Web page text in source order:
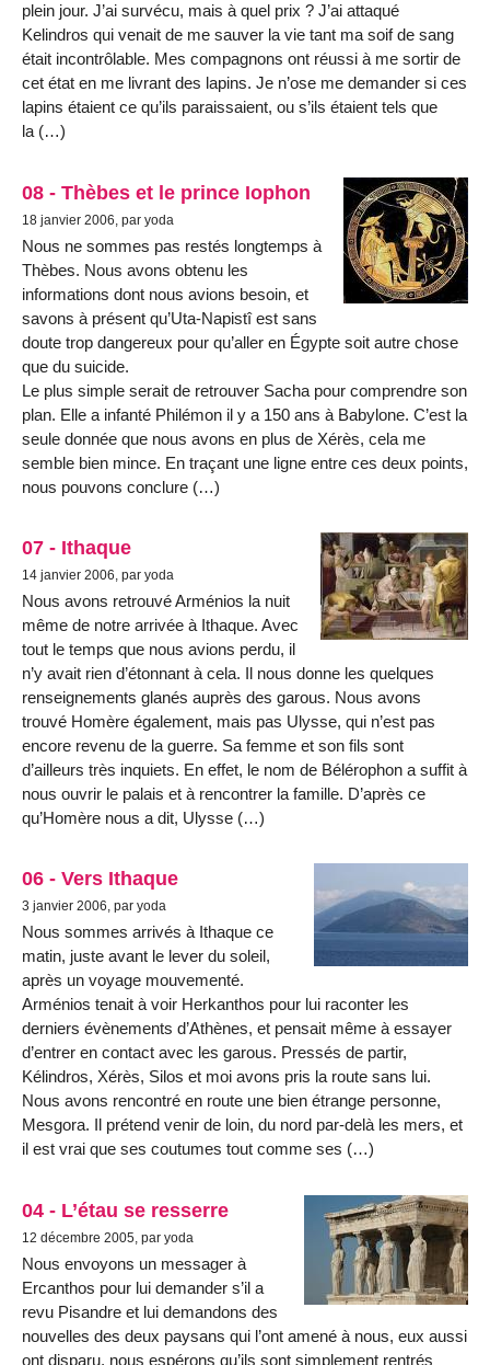
plein jour. J’ai survécu, mais à quel prix ? J’ai attaqué
Kelindros qui venait de me sauver la vie tant ma soif de sang
était incontrôlable. Mes compagnons ont réussi à me sortir de
cet état en me livrant des lapins. Je n’ose me demander si ces
lapins étaient ce qu’ils paraissaient, ou s’ils étaient tels que
la (…)
08 - Thèbes et le prince Iophon
18 janvier 2006, par yoda
Nous ne sommes pas restés longtemps à
Thèbes. Nous avons obtenu les
informations dont nous avions besoin, et
savons à présent qu’Uta-Napistî est sans
doute trop dangereux pour qu’aller en Égypte soit autre chose
que du suicide.
Le plus simple serait de retrouver Sacha pour comprendre son
plan. Elle a infanté Philémon il y a 150 ans à Babylone. C’est la
seule donnée que nous avons en plus de Xérès, cela me
semble bien mince. En traçant une ligne entre ces deux points,
nous pouvons conclure (…)
07 - Ithaque
14 janvier 2006, par yoda
Nous avons retrouvé Arménios la nuit
même de notre arrivée à Ithaque. Avec
tout le temps que nous avions perdu, il
n’y avait rien d’étonnant à cela. Il nous donne les quelques
renseignements glanés auprès des garous. Nous avons
trouvé Homère également, mais pas Ulysse, qui n’est pas
encore revenu de la guerre. Sa femme et son fils sont
d’ailleurs très inquiets. En effet, le nom de Bélérophon a suffit à
nous ouvrir le palais et à rencontrer la famille. D’après ce
qu’Homère nous a dit, Ulysse (…)
06 - Vers Ithaque
3 janvier 2006, par yoda
Nous sommes arrivés à Ithaque ce
matin, juste avant le lever du soleil,
après un voyage mouvementé.
Arménios tenait à voir Herkanthos pour lui raconter les
derniers évènements d’Athènes, et pensait même à essayer
d’entrer en contact avec les garous. Pressés de partir,
Kélindros, Xérès, Silos et moi avons pris la route sans lui.
Nous avons rencontré en route une bien étrange personne,
Mesgora. Il prétend venir de loin, du nord par-delà les mers, et
il est vrai que ses coutumes tout comme ses (…)
04 - L’étau se resserre
12 décembre 2005, par yoda
Nous envoyons un messager à
Ercanthos pour lui demander s’il a
revu Pisandre et lui demandons des
nouvelles des deux paysans qui l’ont amené à nous, eux aussi
ont disparu, nous espérons qu’ils sont simplement rentrés